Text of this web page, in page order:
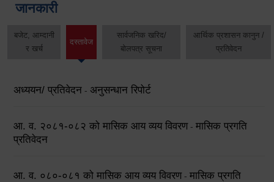
जानकारी
बजेट, आम्दानी
र खर्च
दस्तावेज
सार्वजनिक खरिद/
बोलपत्र सूचना
आर्थिक प्रशासन कानुन /
प्रतिवेदन
अध्ययन/ प्रतिवेदन - अनुसन्धान रिपोर्ट
आ. व. २०८१-०८२ को मासिक आय व्यय विवरण - मासिक प्रगति
प्रतिवेदन
आ. व. ०८०-०८१ को मासिक आय व्यय विवरण - मासिक प्रगति